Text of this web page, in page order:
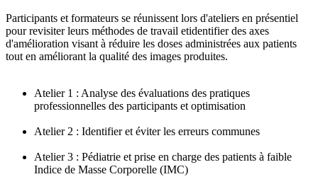
Participants et formateurs se réunissent lors d'ateliers en présentiel
pour revisiter leurs méthodes de travail etidentifier des axes
d'amélioration visant à réduire les doses administrées aux patients
tout en améliorant la qualité des images produites.
Atelier 1 : Analyse des évaluations des pratiques
professionnelles des participants et optimisation
Atelier 2 : Identifier et éviter les erreurs communes
Atelier 3 : Pédiatrie et prise en charge des patients à faible
Indice de Masse Corporelle (IMC)